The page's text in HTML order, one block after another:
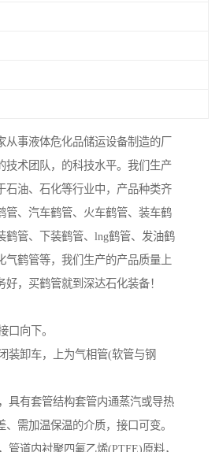
事液体危化品储运设备制造的厂
技术团队，的科技水平。我们生产
石油、石化等行业中，产品种类齐
管、汽车鹤管、火车鹤管、装车鹤
鹤管、下装鹤管、lng鹤管、发油鹤
气鹤管等，我们生产的产品质量上
好，买鹤管就到深达石化装备！
口向下。
装卸车，上为气相管(软管与钢
具有套管结构套管内通蒸汽或导热
、需加温保温的介质，接口可变。
管道内衬聚四氟乙烯(PTFE)原料，